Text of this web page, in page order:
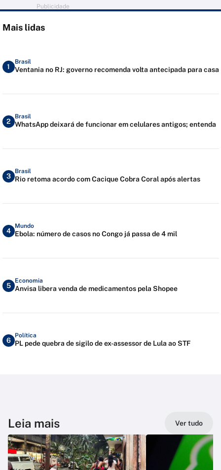
Publicidade
Mais lidas
1
Brasil
Ventania no RJ: governo recomenda volta antecipada para casa
2
Brasil
WhatsApp deixará de funcionar em celulares antigos; entenda
3
Brasil
Rio retoma acordo com Cacique Cobra Coral após alertas
4
Mundo
Ebola: número de casos no Congo já passa de 4 mil
5
Economia
Anvisa libera venda de medicamentos pela Shopee
6
Política
PL pede quebra de sigilo de ex-assessor de Lula ao STF
Leia mais Ver tudo